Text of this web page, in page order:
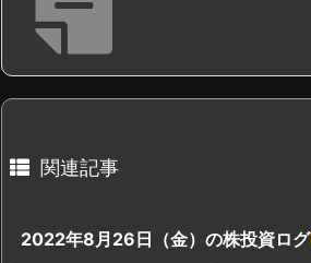
関連記事
2022年8月26日（金）の株投資ログ